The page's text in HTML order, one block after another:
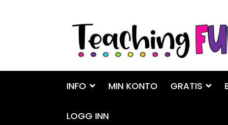
Hopp
navigasjon
Hopp
innhold
INFO MIN KONTO GRATIS
LOGG INN